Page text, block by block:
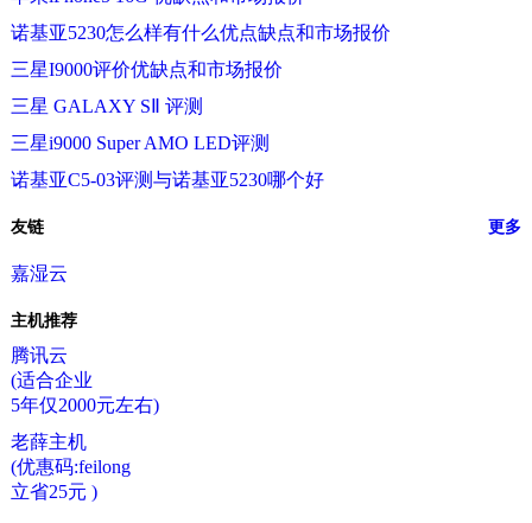
诺基亚5230怎么样有什么优点缺点和市场报价
三星I9000评价优缺点和市场报价
三星 GALAXY SⅡ 评测
三星i9000 Super AMO LED评测
诺基亚C5-03评测与诺基亚5230哪个好
友链 更多
嘉湿云
主机推荐
腾讯云
(适合企业
5年仅2000元左右)
老薛主机
(优惠码:feilong
立省25元 )